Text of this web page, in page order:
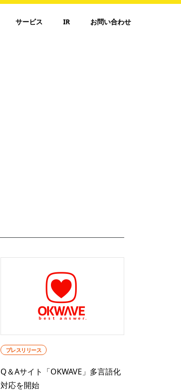
サービス IR お問い合わせ
プレスリリース
Q＆Aサイト「OKWAVE」多言語化
対応を開始